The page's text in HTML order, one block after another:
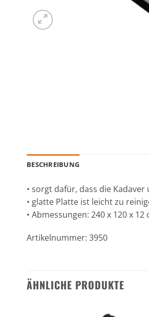
BESCHREIBUNG
• sorgt dafür, dass die
• glatte Platte ist leicht zu
• Abmessungen: 240 x 120 x 12
Artikelnummer: 3950
ÄHNLICHE PRODUKTE